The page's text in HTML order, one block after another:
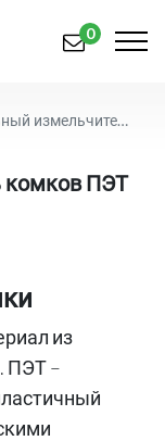
0
комков ПЭТ
комков ПЭТ
из
ПЭТ –